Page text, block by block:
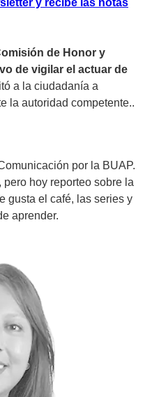
de Honor y
de vigilar el actuar de
a la ciudadanía a
la autoridad competente..
por la BUAP.
hoy reporteo sobre la
gusta el café, las series y
aprender.